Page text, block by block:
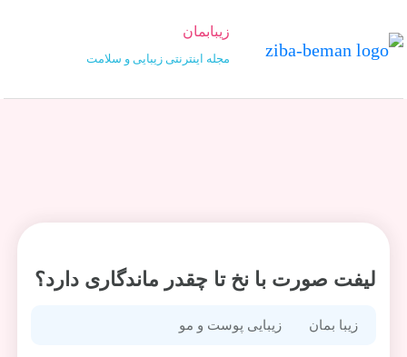
زیبابمان
مجله اینترنتی زیبایی و سلامت
لیفت صورت با نخ تا چقدر ماندگاری دارد؟
زیبا بمان زیبایی پوست و مو